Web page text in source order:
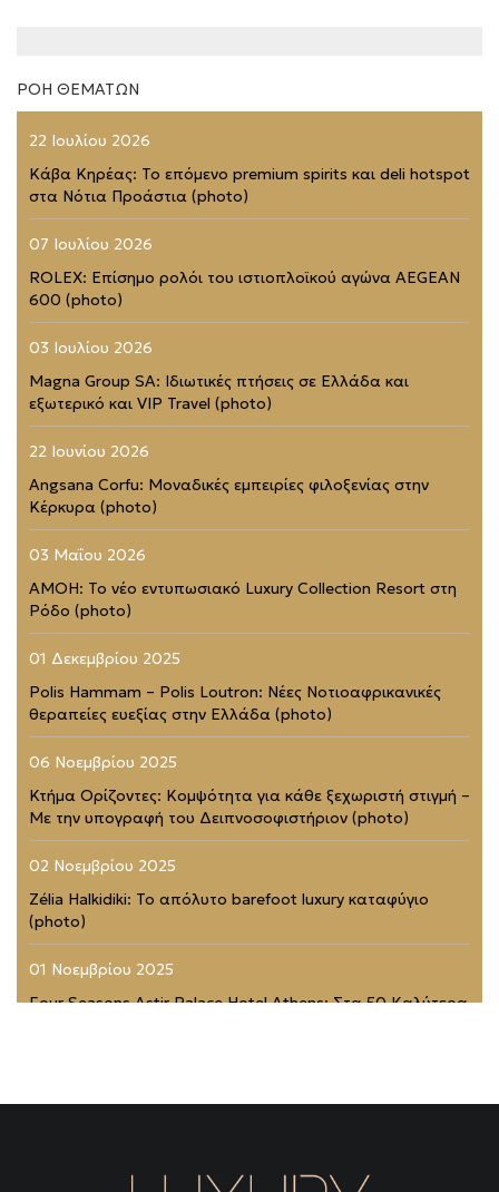
ΡΟΗ ΘΕΜΑΤΩΝ
22 Ιουλίου 2026
Κάβα Κηρέας: Το επόμενο premium spirits και deli hotspot
στα Νότια Προάστια (photo)
07 Ιουλίου 2026
ROLEX: Επίσημο ρολόι του ιστιοπλοϊκού αγώνα AEGEAN
600 (photo)
03 Ιουλίου 2026
Magna Group SA: Ιδιωτικές πτήσεις σε Ελλάδα και
εξωτερικό και VIP Travel (photo)
22 Ιουνίου 2026
Angsana Corfu: Μοναδικές εμπειρίες φιλοξενίας στην
Κέρκυρα (photo)
03 Μαΐου 2026
AMOH: Το νέο εντυπωσιακό Luxury Collection Resort στη
Ρόδο (photo)
01 Δεκεμβρίου 2025
Polis Hammam – Polis Loutron: Νέες Νοτιοαφρικανικές
θεραπείες ευεξίας στην Ελλάδα (photo)
06 Νοεμβρίου 2025
Κτήμα Ορίζοντες: Κομψότητα για κάθε ξεχωριστή στιγμή –
Με την υπογραφή του Δειπνοσοφιστήριον (photo)
02 Νοεμβρίου 2025
Zélia Halkidiki: Το απόλυτο barefoot luxury καταφύγιο
(photo)
01 Νοεμβρίου 2025
Four Seasons Astir Palace Hotel Athens: Στα 50 Καλύτερα
Rodopou & Beyond: Ένα από τα πιο εντυπωσιακά
31 Μαΐου 2025